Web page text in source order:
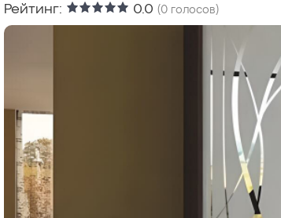
Рейтинг: 0.0 (0 голосов)